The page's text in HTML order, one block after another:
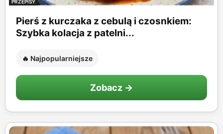
PRZEPISY
Pierś z kurczaka z cebulą i czosnkiem:
Szybka kolacja z patelni...
🔥 Najpopularniejsze
Zobacz →